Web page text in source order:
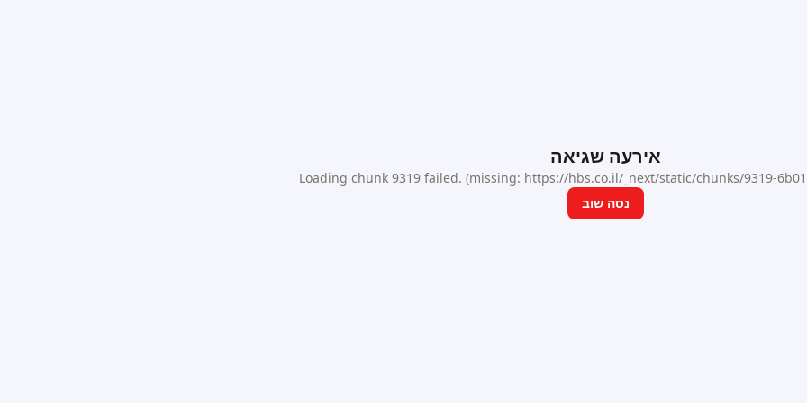
אירעה שגיאה
Loading chunk 9319 failed. (missing: https://hbs.co.il/_next/static/chunks/9319-
נסה שוב